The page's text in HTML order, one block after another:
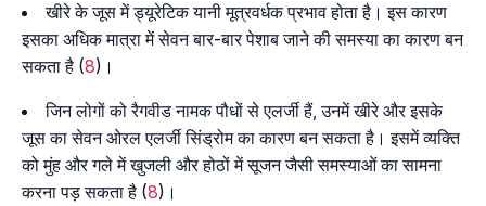
खीरे के जूस में ड्यूरेटिक यानी मूत्रवर्धक प्रभाव होता है। इस कारण
इसका अधिक मात्रा में सेवन बार-बार पेशाब जाने की समस्या का कारण बन
सकता है (8)।
जिन लोगों को रैगवीड नामक पौधों से एलर्जी हैं, उनमें खीरे और इसके
जूस का सेवन ओरल एलर्जी सिंड्रोम का कारण बन सकता है। इसमें व्यक्ति
को मुंह और गले में खुजली और होठों में सूजन जैसी समस्याओं का सामना
करना पड़ सकता है (8)।